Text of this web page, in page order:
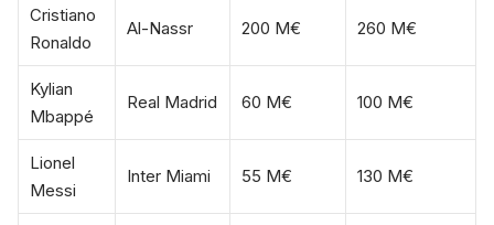
Cristiano
Ronaldo
Al-Nassr 200 M€ 260 M€
Kylian
Mbappé
Real Madrid 60 M€ 100 M€
Lionel
Messi
Inter Miami 55 M€ 130 M€